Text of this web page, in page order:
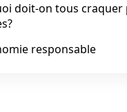
doit-on tous craquer
responsable